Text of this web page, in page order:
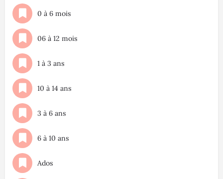
0 à 6 mois
06 à 12 mois
1 à 3 ans
10 à 14 ans
3 à 6 ans
6 à 10 ans
Ados